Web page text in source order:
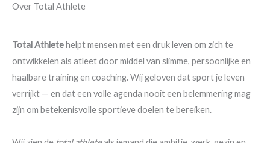
Over Total Athlete
Total Athletehelpt mensen met een druk leven om zich te
ontwikkelen als atleet door middel van slimme, persoonlijke en
haalbare training en coaching. Wij geloven dat sport je leven
verrijkt — en dat een volle agenda nooit een belemmering mag
zijn om betekenisvolle sportieve doelen te bereiken.